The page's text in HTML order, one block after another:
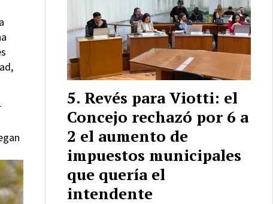
Revés para Viotti: el
Concejo rechazó por 6 a
2 el aumento de
impuestos municipales
que quería el
intendente